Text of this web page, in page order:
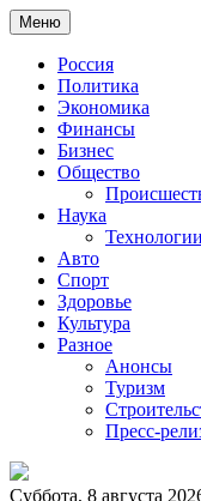
Меню
Россия
Политика
Экономика
Финансы
Бизнес
Общество
Наука
Технологии
Авто
Спорт
Здоровье
Культура
Разное
Анонсы
Туризм
Пресс-
Суббота, 8 августа